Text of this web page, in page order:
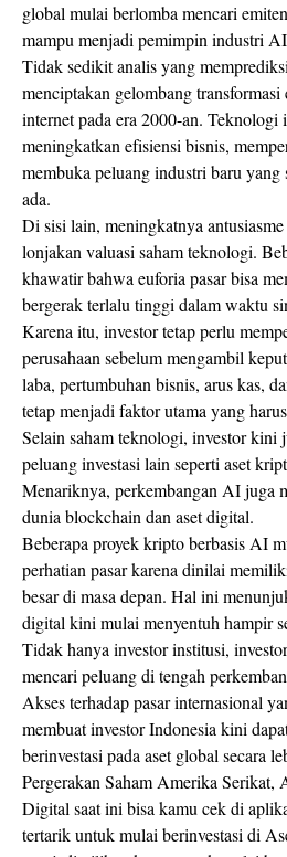
global mulai berlomba mencari
mampu menjadi pemimpin industri
Tidak sedikit analis yang
menciptakan gelombang
internet pada era 2000-an.
meningkatkan efisiensi bisnis,
membuka peluang industri baru yang
ada.
Di sisi lain, meningkatnya
lonjakan valuasi saham teknologi.
khawatir bahwa euforia pasar bisa
bergerak terlalu tinggi dalam waktu
Karena itu, investor tetap perlu
perusahaan sebelum mengambil
laba, pertumbuhan bisnis, arus kas,
tetap menjadi faktor utama yang
Selain saham teknologi, investor kini
peluang investasi lain seperti aset
Menariknya, perkembangan AI juga
dunia blockchain dan aset digital.
Beberapa proyek kripto berbasis AI
perhatian pasar karena dinilai
besar di masa depan. Hal ini
digital kini mulai menyentuh hampir
Tidak hanya investor institusi,
mencari peluang di tengah
Akses terhadap pasar internasional
membuat investor Indonesia kini
berinvestasi pada aset global secara
Pergerakan Saham Amerika Serikat,
Digital saat ini bisa kamu cek di
tertarik untuk mulai berinvestasi di